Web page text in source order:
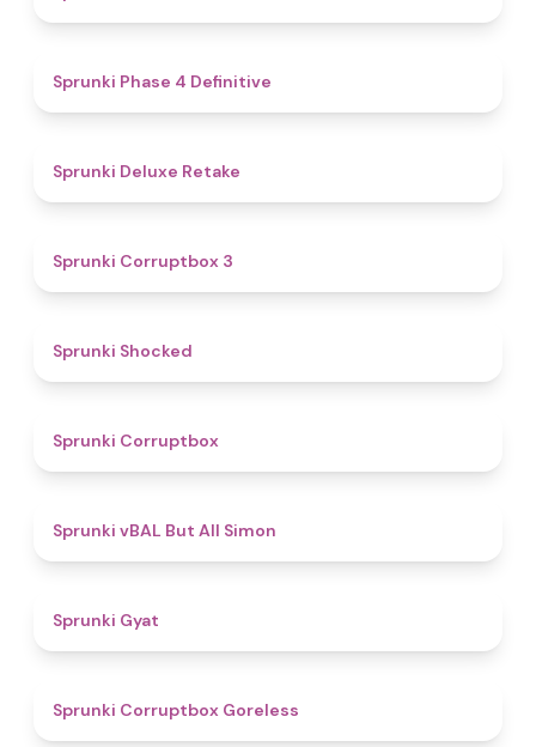
Sprunki Phase 4 Definitive
Sprunki Deluxe Retake
Sprunki Corruptbox 3
Sprunki Shocked
Sprunki Corruptbox
Sprunki vBAL But All Simon
Sprunki Gyat
Sprunki Corruptbox Goreless